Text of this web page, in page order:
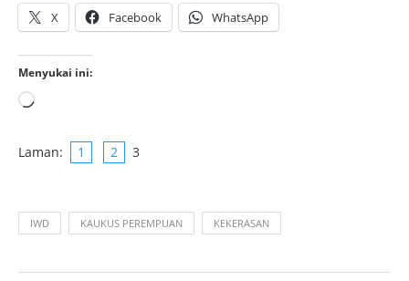
X Facebook WhatsApp
Menyukai ini:
Laman: 1 2 3
IWD KAUKUS PEREMPUAN KEKERASAN